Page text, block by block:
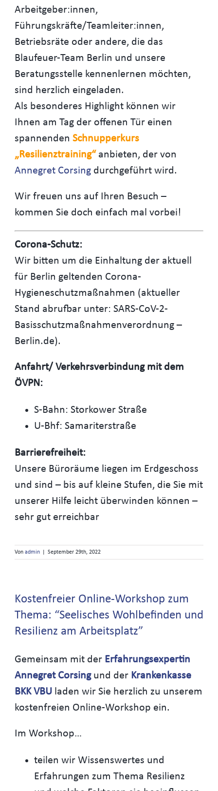
Arbeitgeber:innen,
Führungskräfte/Teamleiter:innen,
Betriebsräte oder andere, die das
Blaufeuer-Team Berlin und unsere
Beratungsstelle kennenlernen möchten,
sind herzlich eingeladen.
Als besonderes Highlight können wir
Ihnen am Tag der offenen Tür einen
spannenden Schnupperkurs
„Resilienztraining“ anbieten, der von
Annegret Corsing durchgeführt wird.
Wir freuen uns auf Ihren Besuch –
kommen Sie doch einfach mal vorbei!
Corona-Schutz:
Wir bitten um die Einhaltung der aktuell
für Berlin geltenden Corona-
Hygieneschutzmaßnahmen (aktueller
Stand abrufbar unter: SARS-CoV-2-
Basisschutzmaßnahmenverordnung –
Berlin.de).
Anfahrt/ Verkehrsverbindung mit dem
ÖVPN:
S-Bahn: Storkower Straße
U-Bhf: Samariterstraße
Barrierefreiheit:
Unsere Büroräume liegen im Erdgeschoss
und sind – bis auf kleine Stufen, die Sie mit
unserer Hilfe leicht überwinden können –
sehr gut erreichbar
Von admin September 29th, 2022
Kostenfreier Online-Workshop zum
Thema: “Seelisches Wohlbefinden und
Resilienz am Arbeitsplatz”
Gemeinsam mit der Erfahrungsexpertin
Annegret Corsingund der Krankenkasse
BKK VBU laden wir Sie herzlich zu unserem
kostenfreien Online-Workshop ein.
Im Workshop…
teilen wir Wissenswertes und
Erfahrungen zum Thema Resilienz